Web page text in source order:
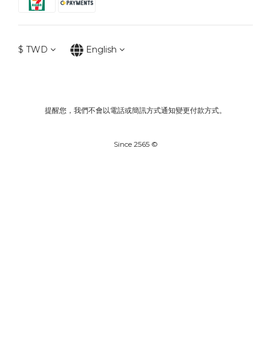
$ TWD English
提醒您，我們不會以電話或簡訊方式通知變更付款方式。
Since 2565 ©